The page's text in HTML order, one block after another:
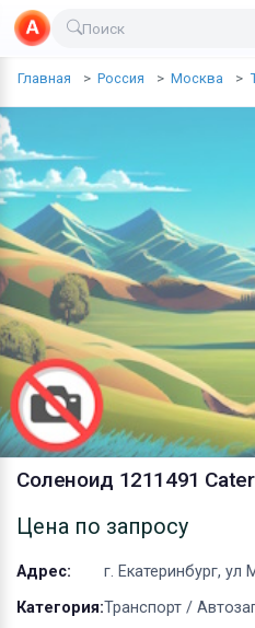
Поиск
Главная Россия Москва
Соленоид 1211491
Цена по запросу
Адрес: г. Екатеринбург,
Категория:Транспорт /
Доставка еды
Недвижимость
Услуги
Личные вещи
Одежда и обувь
Электроника
Все для дома
Хобби и отдых
Животные
Оборудование
Материалы